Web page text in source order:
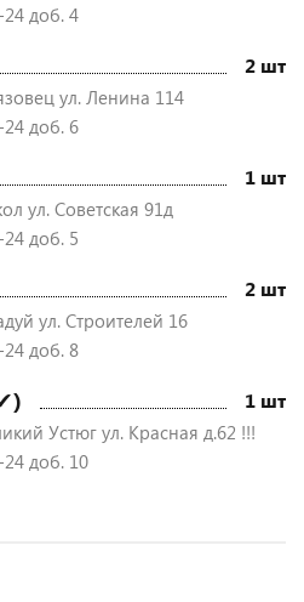
доб. 4
2 шт
ул. Ленина 114
доб. 6
1 шт
ул. Советская 91д
доб. 5
2 шт
ул. Строителей 16
доб. 8
1 шт
Устюг ул. Красная д.62 !!!
доб. 10